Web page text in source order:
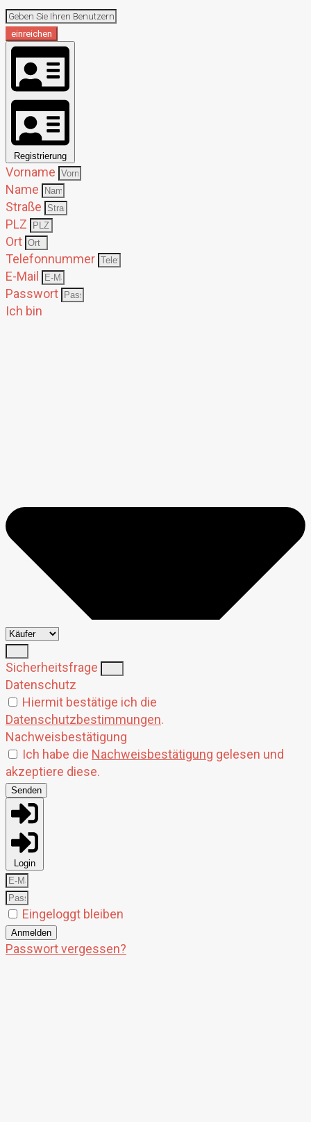
einreichen
Registrierung
Vorname
Name
Straße
PLZ
Ort
Telefonnummer
E-Mail
Passwort
Ich bin
Sicherheitsfrage
Datenschutz
Hiermit bestätige ich die
Datenschutzbestimmungen.
Nachweisbestätigung
Ich habe die Nachweisbestätigung gelesen und
akzeptiere diese.
Senden
Login
Eingeloggt bleiben
Anmelden
Passwort vergessen?